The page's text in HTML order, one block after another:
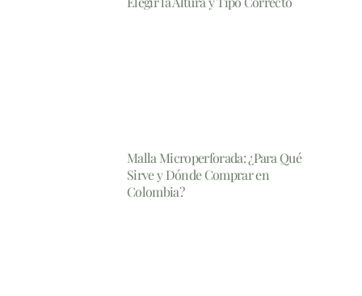
Malla Microperforada: ¿Para Qué
Sirve y Dónde Comprar en
Colombia?